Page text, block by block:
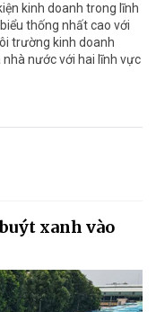
kinh doanh trong lĩnh
thống nhất cao với
trường kinh doanh
nước với hai lĩnh vực
xanh vào